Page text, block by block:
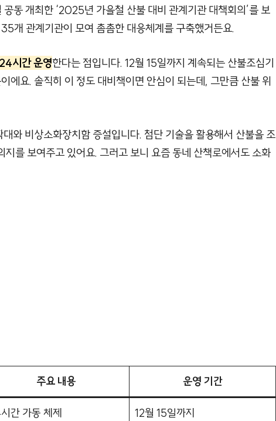
동 개최한 ‘2025년 가을철 산불 대비 관계기관 대책회의’를 보
개 관계기관이 모여 촘촘한 대응체계를 구축했거든요.
시간 운영한다는 점입니다. 12월 15일까지 계속되는 산불조심기
에요. 솔직히 이 정도 대비책이면 안심이 되는데, 그만큼 산불 위
와 비상소화장치함 증설입니다. 첨단 기술을 활용해서 산불을 조
를 보여주고 있어요. 그러고 보니 요즘 동네 산책로에서도 소화
주요 내용 운영 기간
간 가동 체제 12월 15일까지